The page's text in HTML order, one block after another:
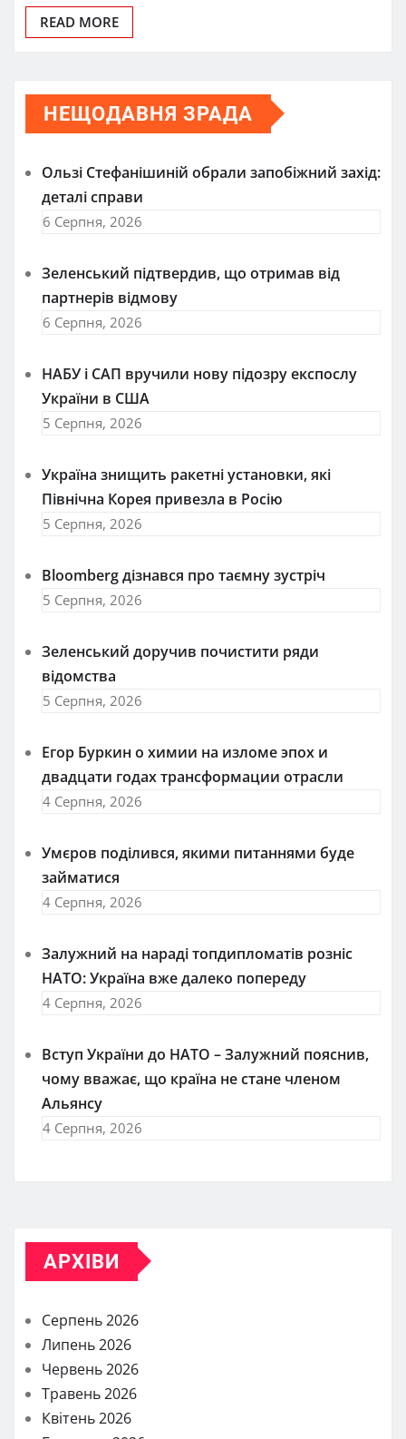
READ MORE
НЕЩОДАВНЯ ЗРАДА
Ользі Стефанішиній обрали запобіжний захід:
деталі справи
6 Серпня, 2026
Зеленський підтвердив, що отримав від
партнерів відмову
6 Серпня, 2026
НАБУ і САП вручили нову підозру експослу
України в США
5 Серпня, 2026
Україна знищить ракетні установки, які
Північна Корея привезла в Росію
5 Серпня, 2026
Bloomberg дізнався про таємну зустріч
5 Серпня, 2026
Зеленський доручив почистити ряди
відомства
5 Серпня, 2026
Егор Буркин о химии на изломе эпох и
двадцати годах трансформации отрасли
4 Серпня, 2026
Умєров поділився, якими питаннями буде
займатися
4 Серпня, 2026
Залужний на нараді топдипломатів розніс
НАТО: Україна вже далеко попереду
4 Серпня, 2026
Вступ України до НАТО – Залужний пояснив,
чому вважає, що країна не стане членом
Альянсу
4 Серпня, 2026
АРХІВИ
Серпень 2026
Липень 2026
Червень 2026
Травень 2026
Квітень 2026